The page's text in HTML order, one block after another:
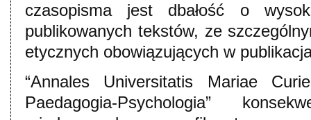
czasopisma jest dbałość o
publikowanych tekstów, ze
etycznych obowiązujących w
“Annales Universitatis Mariae
Paedagogia-Psychologia”